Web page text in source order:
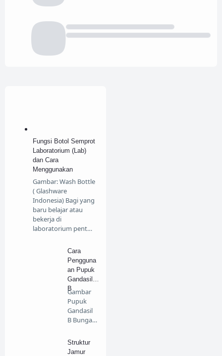
Fungsi Botol Semprot
Laboratorium (Lab)
dan Cara
Menggunakan
Gambar: Wash Bottle
( Glashware
Indonesia) Bagi yang
baru belajar atau
bekerja di
laboratorium pent…
Cara
Pengguna
an Pupuk
Gandasil
B
Gambar
Pupuk
Gandasil
B Bunga
100gr
(Buk…
Struktur
Jamur